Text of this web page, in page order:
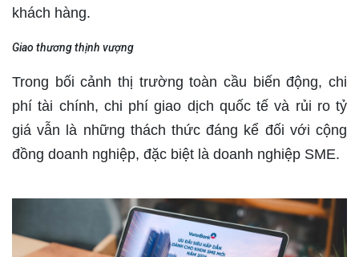
khách hàng.
Giao thương thịnh vượng
Trong bối cảnh thị trường toàn cầu biến động, chi
phí tài chính, chi phí giao dịch quốc tế và rủi ro tỷ
giá vẫn là những thách thức đáng kể đối với cộng
đồng doanh nghiệp, đặc biệt là doanh nghiệp SME.